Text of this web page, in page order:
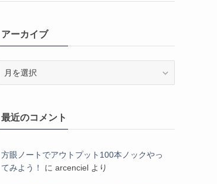
アーカイブ
ブ最近のコメント
方眼ノートでアウトプット100本ノックやっ
てみよう！
に arcenciel より